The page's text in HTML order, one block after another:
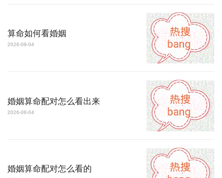
算命如何看婚姻
2026-08-04
婚姻算命配对怎么看出来
2026-08-04
婚姻算命配对怎么看的